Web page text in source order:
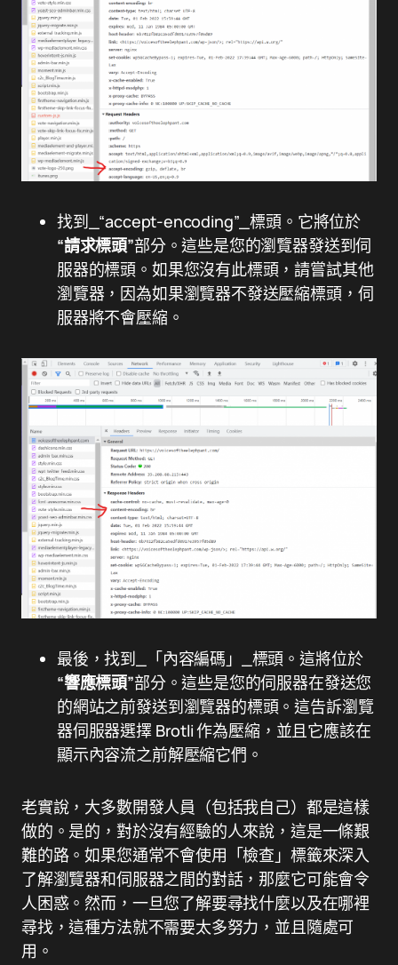
找到_“accept-encoding”_標頭。它將位於
“請求標頭”部分。這些是您的瀏覽器發送到伺
服器的標頭。如果您沒有此標頭，請嘗試其他
瀏覽器，因為如果瀏覽器不發送壓縮標頭，伺
服器將不會壓縮。
最後，找到_「內容編碼」_標頭。這將位於
“響應標頭”部分。這些是您的伺服器在發送您
的網站之前發送到瀏覽器的標頭。這告訴瀏覽
器伺服器選擇 Brotli 作為壓縮，並且它應該在
顯示內容流之前解壓縮它們。
老實說，大多數開發人員（包括我自己）都是這樣
做的。是的，對於沒有經驗的人來說，這是一條艱
難的路。如果您通常不會使用「檢查」標籤來深入
了解瀏覽器和伺服器之間的對話，那麼它可能會令
人困惑。然而，一旦您了解要尋找什麼以及在哪裡
尋找，這種方法就不需要太多努力，並且隨處可
用。